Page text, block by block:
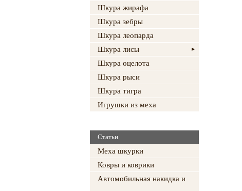
Шкура жирафа
Шкура зебры
Шкура леопарда
Шкура лисы
Шкура оцелота
Шкура рыси
Шкура тигра
Игрушки из меха
Статьи
Меха шкурки
Ковры и коврики
Автомобильная накидка и